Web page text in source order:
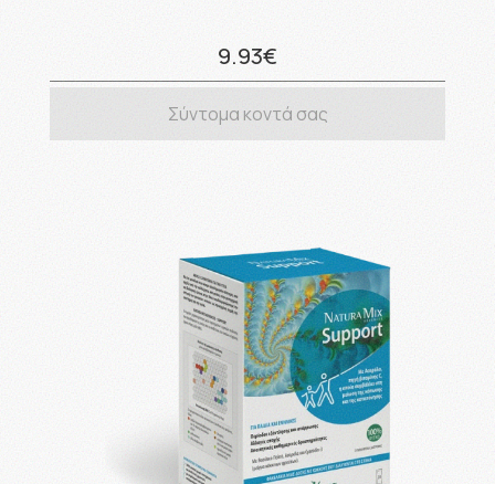
9.93€
Σύντομα κοντά σας